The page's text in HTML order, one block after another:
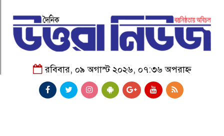
রবিবার, ০৯ অগাস্ট ২০২৬, ০৭:৩৬ অপরাহ্ন